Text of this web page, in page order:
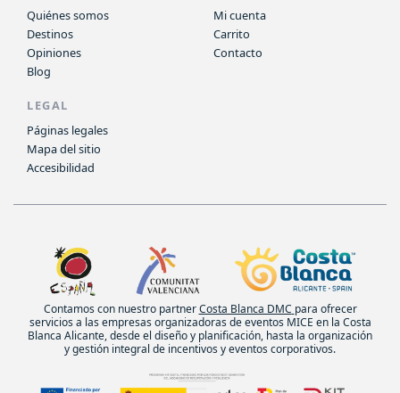
Quiénes somos
Destinos
Opiniones
Blog
Mi cuenta
Carrito
Contacto
LEGAL
Páginas legales
Mapa del sitio
Accesibilidad
Contamos con nuestro partnerCosta Blanca DMC para ofrecer
servicios a las empresas organizadoras de eventos MICE en la Costa
Blanca Alicante, desde el diseño y planificación, hasta la organización
y gestión integral de incentivos y eventos corporativos.